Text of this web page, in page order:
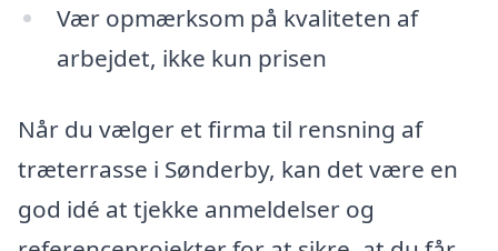
Vær opmærksom på kvaliteten af
arbejdet, ikke kun prisen
Når du vælger et firma til rensning af
træterrasse i Sønderby, kan det være en
god idé at tjekke anmeldelser og